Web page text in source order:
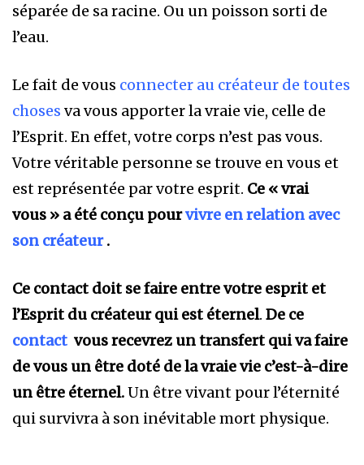
séparée de sa racine. Ou un poisson sorti de
l’eau.
Le fait de vous connecter au créateur de toutes
choses va vous apporter la vraie vie, celle de
l’Esprit. En effet, votre corps n’est pas vous.
Votre véritable personne se trouve en vous et
est représentée par votre esprit. Ce « vrai
vous » a été conçu pourvivre en relation avec
son créateur.
Ce contact doit se faire entre votre esprit et
l’Esprit du créateur qui est éternel. De ce
contact vous recevrez un transfert qui va faire
de vous un être doté de la vraie vie c’est-à-dire
un être éternel.Un être vivant pour l’éternité
qui survivra à son inévitable mort physique.